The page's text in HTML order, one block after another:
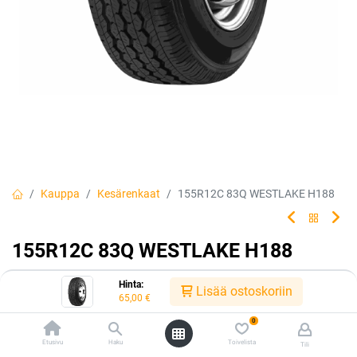
Hinta:
65,00 € Lisää ostoskoriin
Etusivu Haku
0
Toivelista Tili
Kauppa Kesärenkaat 155R12C 83Q WESTLAKE H188
155R12C 83Q WESTLAKE H188
6938112605476 Tuotekoodi:298712
65,00€